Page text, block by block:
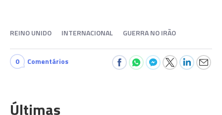
REINO UNIDO INTERNACIONAL GUERRA NO IRÃO
0 Comentários
Últimas